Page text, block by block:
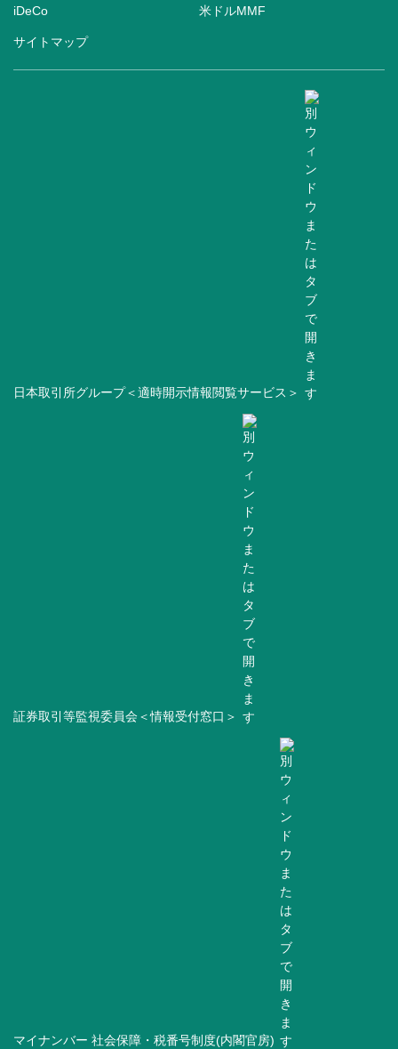
iDeCo 米ドルMMF
サイトマップ
日本取引所グループ＜適時開示情報閲覧サービス＞
証券取引等監視委員会＜情報受付窓口＞
マイナンバー 社会保障・税番号制度(内閣官房)